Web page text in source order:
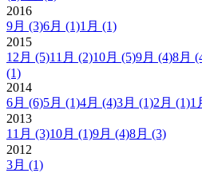
2016
9月 (3)6月 (1)1月 (1)
2015
12月 (5)11月 (2)10月 (5)9月 (4)8月
(1)
2014
6月 (6)5月 (1)4月 (4)3月 (1)2月 (1)1
2013
11月 (3)10月 (1)9月 (4)8月 (3)
2012
3月 (1)